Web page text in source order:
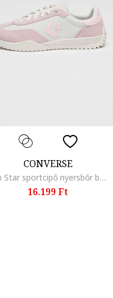
CONVERSE
Run Star sportcipő nyersbőr betétekkel, Törtfehér/Púderrózsaszín
16.199 Ft